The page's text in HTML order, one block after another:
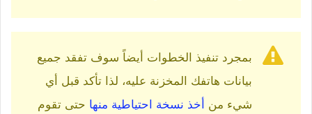
بمجرد تنفيذ الخطوات أيضاً سوف تفقد جميع
بيانات هاتفك المخزنة عليه، لذا تأكد قبل أي
شيء من أخذ نسخة احتياطية منها حتى تقوم